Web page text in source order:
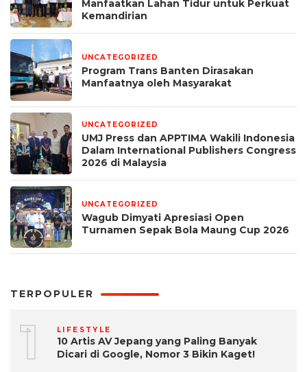
Manfaatkan Lahan Tidur untuk Perkuat
Kemandirian
UNCATEGORIZED
Program Trans Banten Dirasakan
Manfaatnya oleh Masyarakat
UNCATEGORIZED
UMJ Press dan APPTIMA Wakili Indonesia
Dalam International Publishers Congress
2026 di Malaysia
UNCATEGORIZED
Wagub Dimyati Apresiasi Open
Turnamen Sepak Bola Maung Cup 2026
TERPOPULER
1 LIFESTYLE
10 Artis AV Jepang yang Paling Banyak
Dicari di Google, Nomor 3 Bikin Kaget!